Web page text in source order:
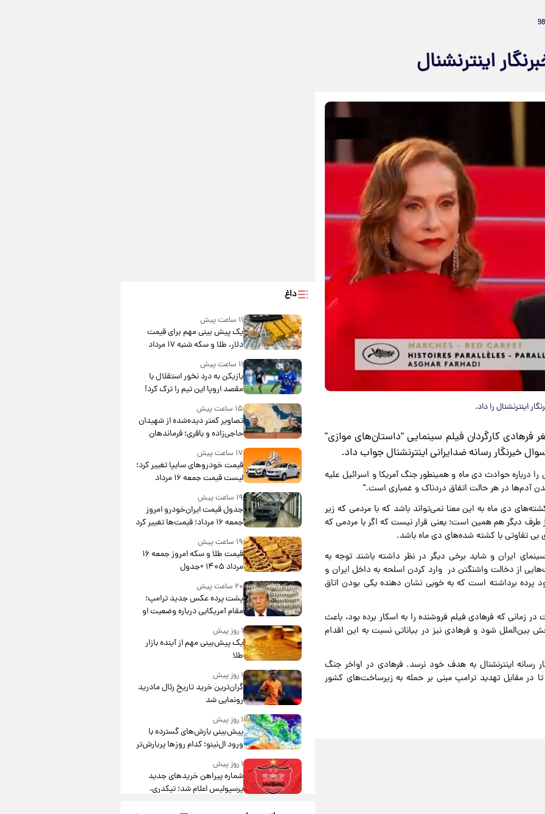
اینترنشنال
اینترنشنال را داد.
فرهادی کارگردان فیلم سینمایی "داستان‌های موازی"
خبرنگار رسانه ضدایرانی اینترنشنال جواب داد.
درباره حوادث دی ماه و همینطور جنگ آمریکا و اسرائیل علیه
آدم‌ها در هر حالت اتفاق دردناک و غمباری است."
دی ماه به این معنا نمی‌تواند باشد که با مردمی که زیر
طرف دیگر هم همین است؛ یعنی قرار نیست که اگر با مردمی که
بی تفاوتی با کشته شده‌های دی ماه باشد.
ایران و شاید برخی دیگر در نظر داشته باشند توجه به
از دخالت واشنگتن در وارد کردن اسلحه به داخل ایران و
پرده برداشته است که به خوبی نشان دهنده یکی بودن اتاق
زمانی که فرهادی فیلم فروشنده را به اسکار برده بود، باعث
بین‌الملل شود و فرهادی نیز در بیاناتی نسبت به این اقدام
رسانه اینترنشنال به هدف خود نرسد. فرهادی در اواخر جنگ
در مقابل تهدید ترامپ مبنی بر حمله به زیرساخت‌های کشور
داغ
۱۱ ساعت پیش
یک پیش ‌بینی مهم برای قیمت
دلار، طلا و سکه شنبه ۱۷ مرداد
۱۴۰۵
۱۱ ساعت پیش
بازیکن به درد نخور استقلال با
مقصد اروپا این تیم را ترک کرد!
۱۵ ساعت پیش
تصاویر کمتر دیده‌شده از شهیدان
حاجی‌زاده و باقری؛ فرماندهان
شهید هوافضای ایران
۱۷ ساعت پیش
قیمت خودروهای سایپا تغییر کرد؛
لیست قیمت جمعه ۱۶ مرداد
منتشر شد
۱۹ ساعت پیش
جدول قیمت ایران‌خودرو امروز
جمعه ۱۶ مرداد؛ قیمت‌ها تغییر کرد
۱۹ ساعت پیش
قیمت طلا و سکه امروز جمعه ۱۶
مرداد ۱۴۰۵ +جدول
۲۰ ساعت پیش
پشت پرده عکس جدید ترامپ؛
مقام آمریکایی درباره وضعیت او
چه گفت؟
۱ روز پیش
یک پیش‌بینی مهم از آینده بازار
طلا
۱ روز پیش
گران‌ترین خرید تاریخ رئال مادرید
رونمایی شد
۱ روز پیش
پیش‌بینی بارش‌های گسترده با
ورود ال‌نینو؛ کدام روزها پربارش‌تر
خواهند بود؟
۱ روز پیش
شماره پیراهن خریدهای جدید
پرسپولیس اعلام شد؛ تیکدری،